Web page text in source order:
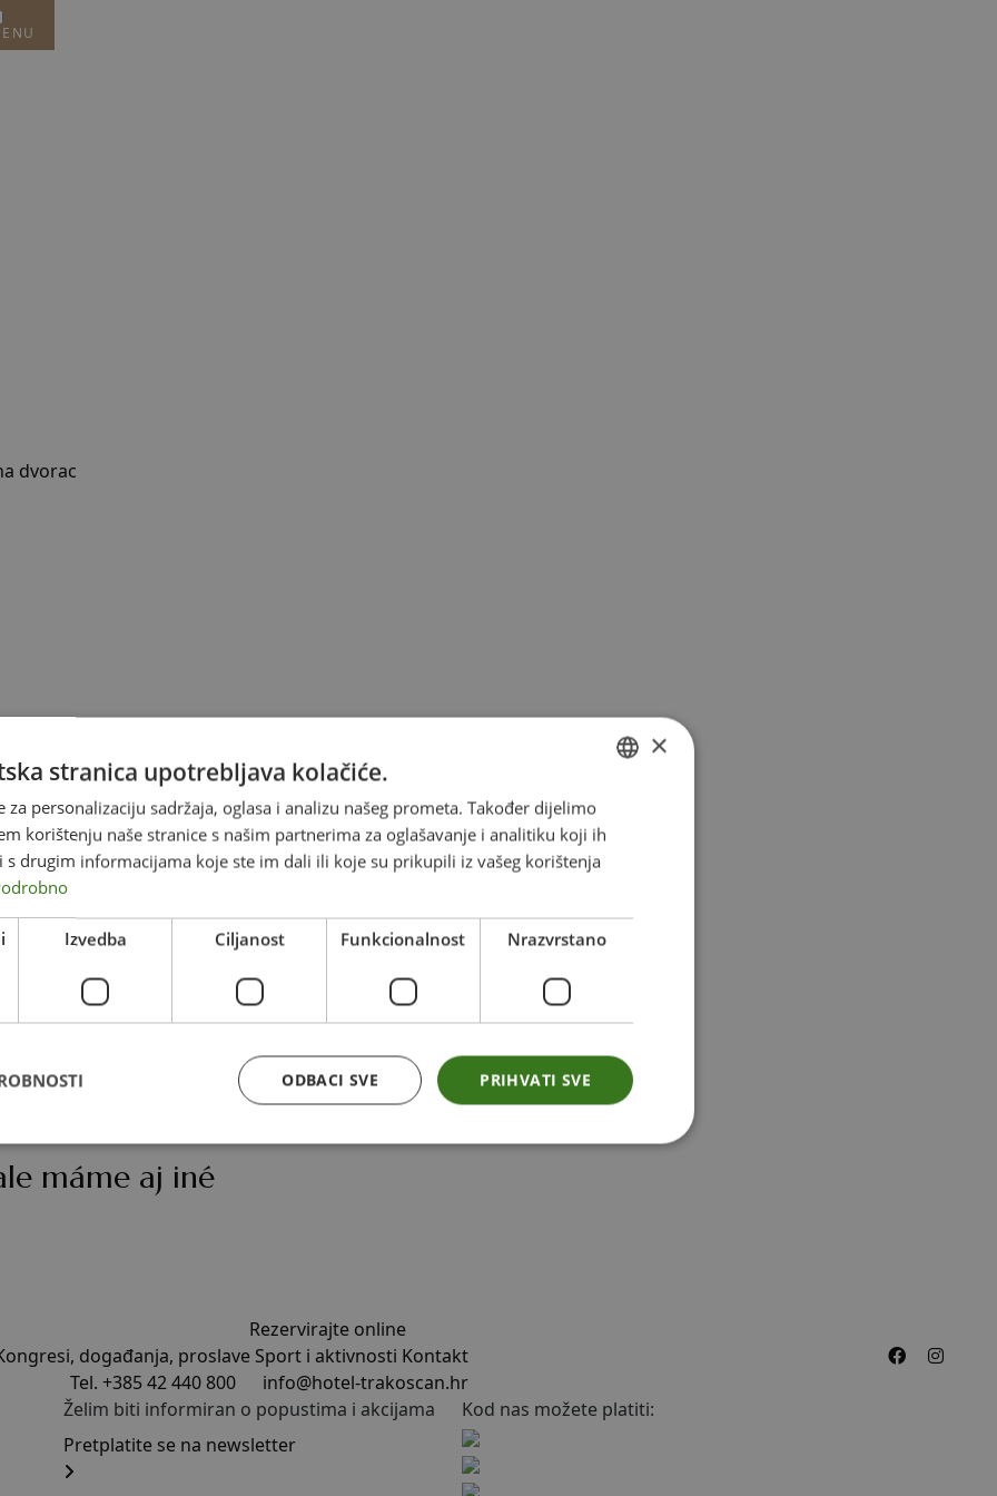
dvorac
máme aj iné
Rezervirajte online
događanja, proslave Sport i aktivnosti Kontakt
Tel. +385 42 440 800
info@hotel-trakoscan.hr
Želim biti informiran o popustima i akcijama
Pretplatite se na newsletter
Kod nas možete platiti:
CROATIAN
ENGLISH
GERMAN
FRENCH
ITALIAN
×
stranica upotrebljava kolačiće.
za personalizaciju sadržaja, oglasa i analizu našeg prometa. Također dijelimo
korištenju naše stranice s našim partnerima za oglašavanje i analitiku koji ih
drugim informacijama koje ste im dali ili koje su prikupili iz vašeg korištenja
Izvedba Ciljanost Funkcionalnost Nrazvrstano
PRIHVATI SVE
ODBACI SVE